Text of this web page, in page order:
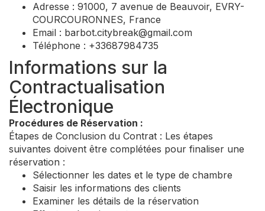
Adresse : 91000, 7 avenue de Beauvoir, EVRY-
COURCOURONNES, France
Email : barbot.citybreak@gmail.com
Téléphone : +33687984735
Informations sur la
Contractualisation
Électronique
Procédures de Réservation :
Étapes de Conclusion du Contrat : Les étapes
suivantes doivent être complétées pour finaliser une
réservation :
Sélectionner les dates et le type de chambre
Saisir les informations des clients
Examiner les détails de la réservation